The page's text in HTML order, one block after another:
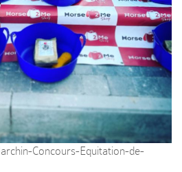
Concours-Equitation-de-